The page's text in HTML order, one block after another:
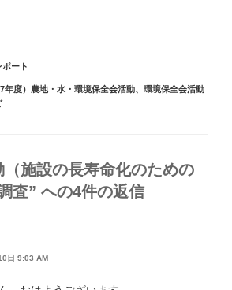
ート
年度）農地・水・環境保全会活動、 環境保全会活動
（施設の長寿命化のための
査” への4件の返信
日 9:03 AM